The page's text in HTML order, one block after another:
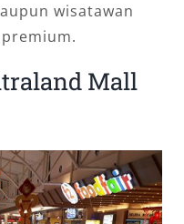
wisatawan
Mall